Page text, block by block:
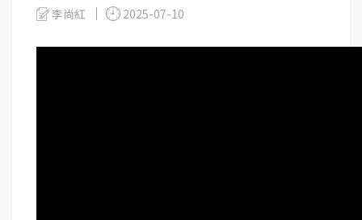
李尚紅 2025-07-10